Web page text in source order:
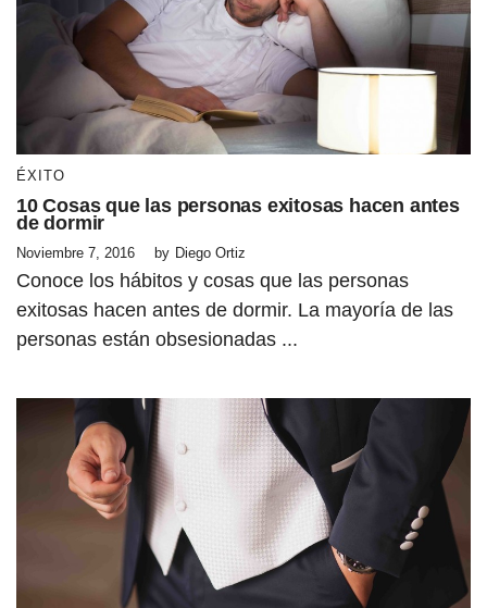
ÉXITO
10 Cosas que las personas exitosas hacen antes
de dormir
Noviembre 7, 2016 by Diego Ortiz
Conoce los hábitos y cosas que las personas
exitosas hacen antes de dormir. La mayoría de las
personas están obsesionadas ...